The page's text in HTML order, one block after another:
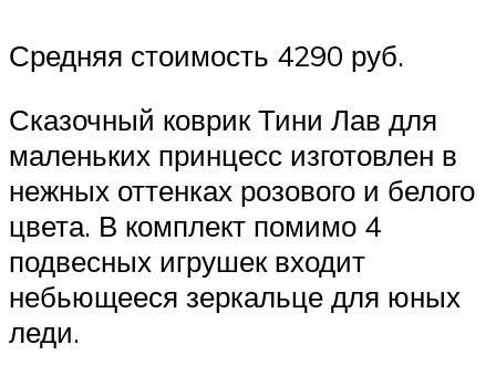
Средняя стоимость 4290 руб.
Сказочный коврик Тини Лав для
маленьких принцесс изготовлен в
нежных оттенках розового и белого
цвета. В комплект помимо 4
подвесных игрушек входит
небьющееся зеркальце для юных
леди.